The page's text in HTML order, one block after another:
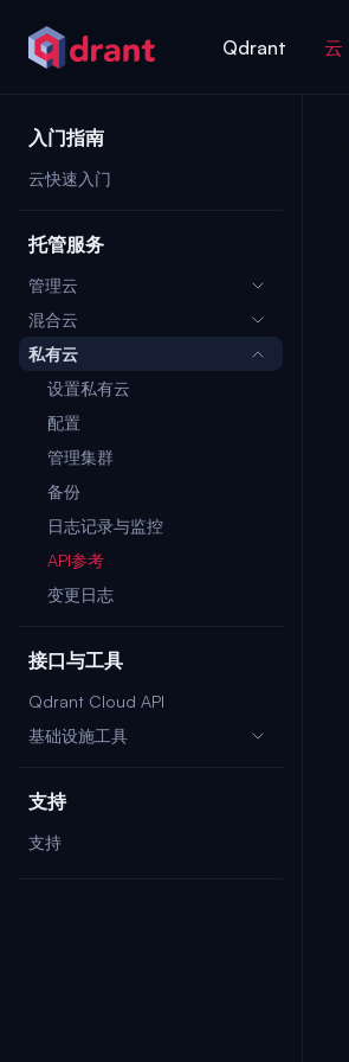
Qdrant 云
入门指南
云快速入门
托管服务
管理云
混合云
私有云
设置私有云
配置
管理集群
备份
日志记录与监控
API参考
变更日志
接口与工具
Qdrant Cloud API
基础设施工具
支持
支持